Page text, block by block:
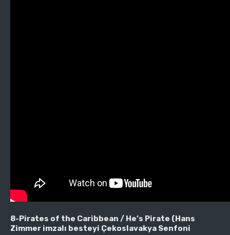
8-Pirates of the Caribbean / He’s Pirate (Hans
Zimmer imzalı besteyi Çekoslavakya Senfoni